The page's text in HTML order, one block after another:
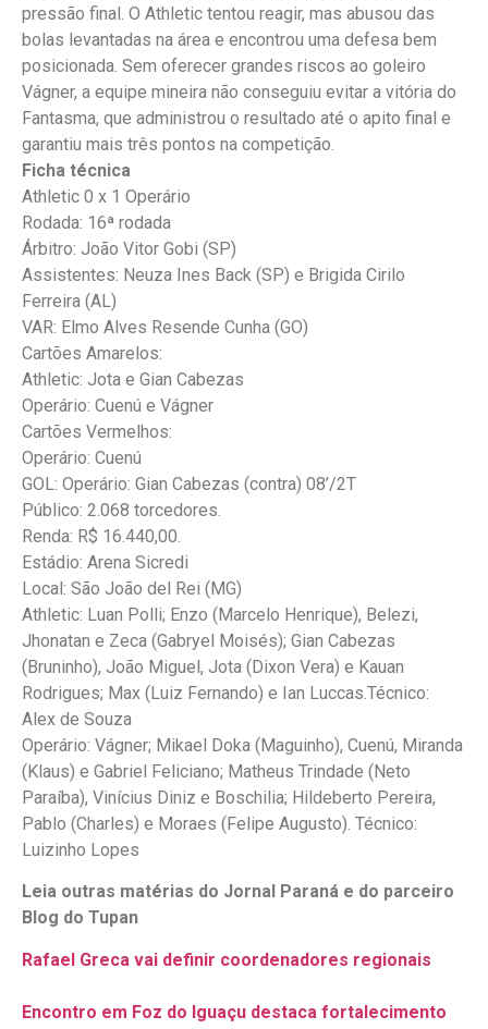
pressão final. O Athletic tentou reagir, mas abusou das
bolas levantadas na área e encontrou uma defesa bem
posicionada. Sem oferecer grandes riscos ao goleiro
Vágner, a equipe mineira não conseguiu evitar a vitória do
Fantasma, que administrou o resultado até o apito final e
garantiu mais três pontos na competição.
Ficha técnica
Athletic 0 x 1 Operário
Rodada: 16ª rodada
Árbitro: João Vitor Gobi (SP)
Assistentes: Neuza Ines Back (SP) e Brigida Cirilo
Ferreira (AL)
VAR: Elmo Alves Resende Cunha (GO)
Cartões Amarelos:
Athletic: Jota e Gian Cabezas
Operário: Cuenú e Vágner
Cartões Vermelhos:
Operário: Cuenú
GOL: Operário: Gian Cabezas (contra) 08’/2T
Público: 2.068 torcedores.
Renda: R$ 16.440,00.
Estádio: Arena Sicredi
Local: São João del Rei (MG)
Athletic: Luan Polli; Enzo (Marcelo Henrique), Belezi,
Jhonatan e Zeca (Gabryel Moisés); Gian Cabezas
(Bruninho), João Miguel, Jota (Dixon Vera) e Kauan
Rodrigues; Max (Luiz Fernando) e Ian Luccas.Técnico:
Alex de Souza
Operário: Vágner; Mikael Doka (Maguinho), Cuenú, Miranda
(Klaus) e Gabriel Feliciano; Matheus Trindade (Neto
Paraíba), Vinícius Diniz e Boschilia; Hildeberto Pereira,
Pablo (Charles) e Moraes (Felipe Augusto). Técnico:
Luizinho Lopes
Leia outras matérias do Jornal Paraná e do parceiro
Blog do Tupan
Rafael Greca vai definir coordenadores regionais
Encontro em Foz do Iguaçu destaca fortalecimento